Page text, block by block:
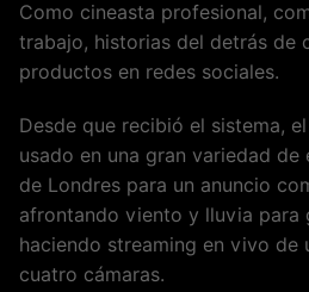
Como cineasta profesional,
trabajo, historias del detrás de
productos en redes sociales.
Desde que recibió el sistema,
usado en una gran variedad
de Londres para un anuncio
afrontando viento y lluvia para
haciendo streaming en vivo de
cuatro cámaras.